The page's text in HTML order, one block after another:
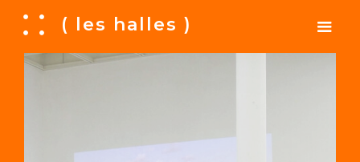
A ( les halles )